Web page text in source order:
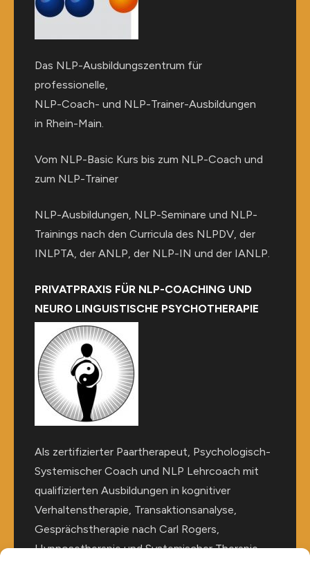
Das NLP-Ausbildungszentrum für
professionelle,
NLP-Coach- und NLP-Trainer-Ausbildungen
in Rhein-Main.
Vom NLP-Basic Kurs bis zum NLP-Coach und
zum NLP-Trainer
NLP-Ausbildungen, NLP-Seminare und NLP-
Trainings nach den Curricula des NLPDV, der
INLPTA, der ANLP, der NLP-IN und der IANLP.
PRIVATPRAXIS FÜR NLP-COACHING UND
NEURO LINGUISTISCHE PSYCHOTHERAPIE
Als zertifizierter Paartherapeut, Psychologisch-
Systemischer Coach und NLP Lehrcoach mit
qualifizierten Ausbildungen in kognitiver
Verhaltenstherapie, Transaktionsanalyse,
Gesprächstherapie nach Carl Rogers,
Hypnosetherapie und Systemischer Therapie